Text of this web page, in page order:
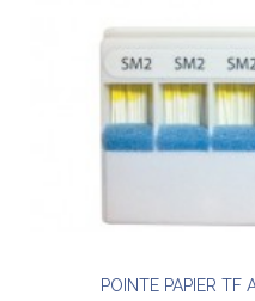
POINTE PAPIER TF